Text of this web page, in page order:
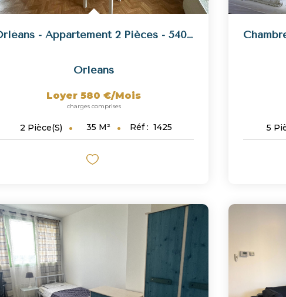
Orléans - Appartement 2 Pièces - 540 € HC
Orleans
Loyer 580 €/mois
charges comprises
2 Pièce(s) 35 M² Réf : 1425 5